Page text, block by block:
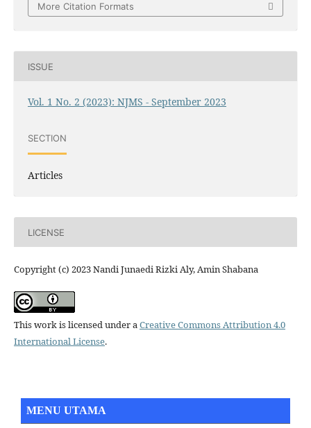
More Citation Formats
ISSUE
Vol. 1 No. 2 (2023): NJMS - September 2023
SECTION
Articles
LICENSE
Copyright (c) 2023 Nandi Junaedi Rizki Aly, Amin Shabana
This work is licensed under aCreative Commons Attribution 4.0
International License.
MENU UTAMA